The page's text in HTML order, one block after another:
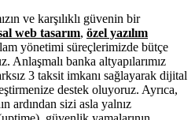
ve karşılıklı güvenin bir
web tasarım, özel yazılım
yönetimi süreçlerimizde bütçe
Anlaşmalı banka altyapılarımız
3 taksit imkanı sağlayarak dijital
destek oluyoruz. Ayrıca,
ardından sizi asla yalnız